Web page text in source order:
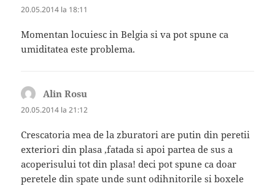
20.05.2014 la 18:11
Momentan locuiesc in Belgia si va pot spune ca
umiditatea este problema.
Alin Rosu
20.05.2014 la 21:12
Crescatoria mea de la zburatori are putin din peretii
exteriori din plasa ,fatada si apoi partea de sus a
acoperisului tot din plasa! deci pot spune ca doar
peretele din spate unde sunt odihnitorile si boxele